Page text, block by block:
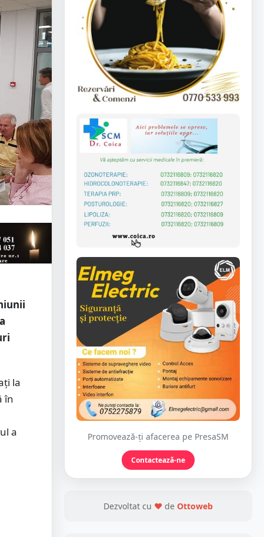
la
în
a
Promovează-ți afacerea pe PresaSM
Contactează-ne
Dezvoltat cu ❤ de Ottoweb